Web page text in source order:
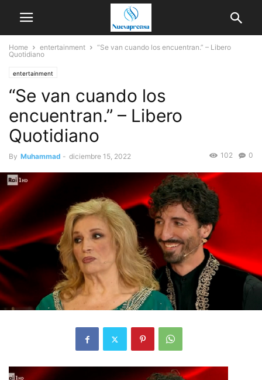
Home entertainment
“Se van cuando los encuentran.” – Libero
Quotidiano
entertainment
“Se van cuando los
encuentran.” – Libero
Quotidiano
By Muhammad - diciembre 15, 2022 0
102